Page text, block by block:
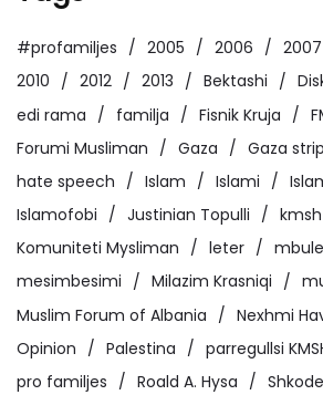
#profamiljes 2005 2006 2007
2010
2012 2013 Bektashi
edi rama
familja Fisnik Kruja
Forumi Musliman
Gaza Gaza strip
hate speech
Islam Islami
Islamofobi
Justinian Topulli
kmsh
Komuniteti Mysliman
leter
mesimbesimi
Milazim Krasniqi
Muslim Forum of Albania
Nexhmi
Opinion
Palestina
parregullsi
pro familjes
Roald A. Hysa